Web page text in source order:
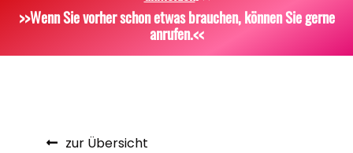
>>Wenn Sie vorher schon etwas brauchen, können Sie gerne
anrufen.<<
zur Übersicht